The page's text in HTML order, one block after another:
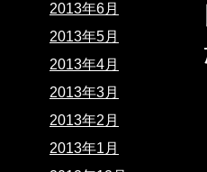
2013年6月
2013年5月
2013年4月
2013年3月
2013年2月
2013年1月